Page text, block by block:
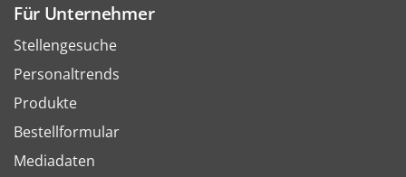
Für Unternehmer
Stellengesuche
Personaltrends
Produkte
Bestellformular
Mediadaten